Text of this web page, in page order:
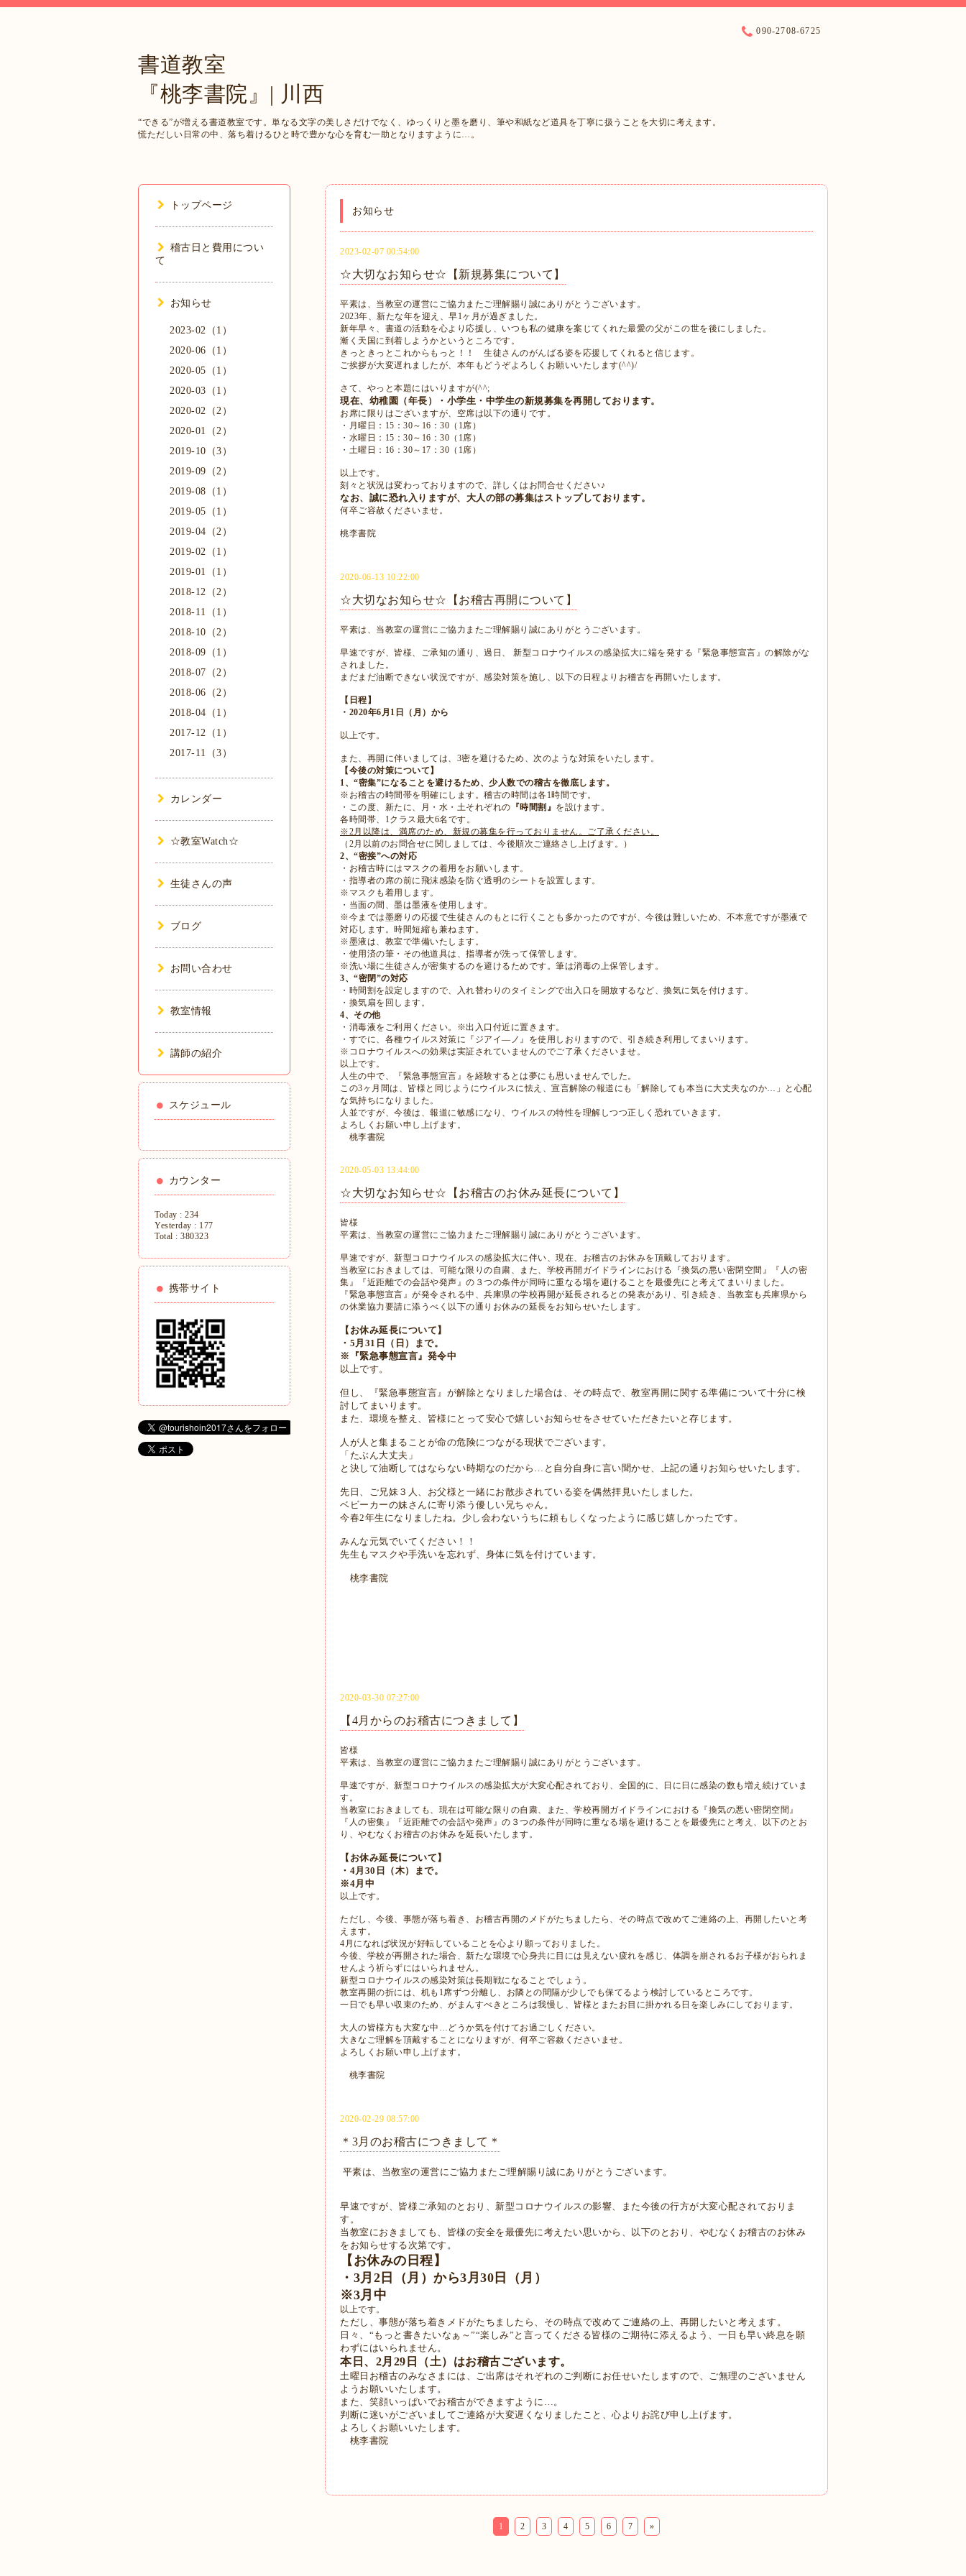
書道教室
『桃李書院』| 川西
“できる”が増える書道教室です。単なる文字の美しさだけでなく、ゆっくりと墨を磨り、筆や和紙など道具を丁寧に扱うことを大切に考えます。
慌ただしい日常の中、落ち着けるひと時で豊かな心を育む一助となりますように…。
090-2708-6725
お知らせ
2023-02-07 00:54:00
☆大切なお知らせ☆【新規募集について】
平素は、当教室の運営にご協力またご理解賜り誠にありがとうございます。
2023年、新たな年を迎え、早1ヶ月が過ぎました。
新年早々、書道の活動を心より応援し、いつも私の健康を案じてくれた最愛の父がこの世を後にしました。
漸く天国に到着しようかというところです。
きっときっとこれからもっと！！ 生徒さんのがんばる姿を応援してくれると信じます。
ご挨拶が大変遅れましたが、本年もどうぞよろしくお願いいたします(^^)/
さて、やっと本題にはいりますが(^^;
現在、幼稚園（年長）・小学生・中学生の新規募集を再開しております。
お席に限りはございますが、空席は以下の通りです。
・月曜日：15：30～16：30（1席）
・水曜日：15：30～16：30（1席）
・土曜日：16：30～17：30（1席）
以上です。
刻々と状況は変わっておりますので、詳しくはお問合せください♪
なお、誠に恐れ入りますが、大人の部の募集はストップしております。
何卒ご容赦くださいませ。
桃李書院
2020-06-13 10:22:00
☆大切なお知らせ☆【お稽古再開について】
平素は、 当教室の運営にご協力またご理解賜り誠にありがとうございます。
早速ですが、皆様、ご承知の通り、過日、 新型コロナウイルスの感染拡大に端を発する『緊急事態宣言』 の解除がな
されました。
まだまだ油断できない状況ですが、感染対策を施し、以下の日程よりお稽古を再開いたします。
【日程】
・2020年6月1日（月）から
以上です。
また、再開に伴いましては、3密を避けるため、 次のような対策をいたします。
【今後の対策について】
1、“密集”になることを避けるため、 少人数での稽古を徹底します。
※お稽古の時間帯を明確にします。稽古の時間は各1時間です。
・この度、新たに、月・水・土それぞれの 『時間割』 を設けます。
各時間帯、1クラス最大6名です。
※2月以降は、満席のため、新規の募集を行っておりません。ご了承ください。
（2月以前のお問合せに関しましては、今後順次ご連絡さし上げます。）
2、“密接”への対応
・お稽古時にはマスクの着用をお願いします。
・指導者の席の前に飛沫感染を防ぐ透明のシートを設置します。
※マスクも着用します。
・当面の間、墨は墨液を使用します。
※今までは墨磨りの応援で生徒さんのもとに行くことも多かったのですが、今後は難しいため、不本意ですが墨液で
対応します。 時間短縮も兼ねます。
※墨液は、教室で準備いたします。
・使用済の筆・その他道具は、指導者が洗って保管します。
※洗い場に生徒さんが密集するのを避けるためです。 筆は消毒の上保管します。
3、“密閉”の対応
・時間割を設定しますので、
入れ替わりのタイミングで出入口を開放するなど、換気に気を付けます。
・換気扇を回します。
4、その他
・消毒液をご利用ください。※出入口付近に置きます。
・すでに、各種ウイルス対策に『ジアイ―ノ』を使用しおりますので、引き続き利用してまいります。
※コロナウイルスへの効果は実証されていませんのでご了承くださいませ。
以上です。
人生の中で、『緊急事態宣言』 を経験するとは夢にも思いませんでした。
この3ヶ月間は、皆様と同じようにウイルスに怯え、 宣言解除の報道にも「解除しても本当に大丈夫なのか…」
と心配
な気持ちになりました。
人並ですが、今後は、報道に敏感になり、
ウイルスの特性を理解しつつ正しく恐れていきます。
よろしくお願い申し上げます。
桃李書院
2020-05-03 13:44:00
☆大切なお知らせ☆【お稽古のお休み延長について】
皆様
平素は、当教室の運営にご協力またご理解賜り誠にありがとうございます。
早速ですが、新型コロナウイルスの感染拡大に伴い、現在、お稽古のお休みを頂戴しております。
当教室におきましては、可能な限りの自粛、また、学校再開ガイドラインにおける『換気の悪い密閉空間』『人の密
集』『近距離での会話や発声』の３つの条件が同時に重なる場を避けることを最優先にと考えてまいりました。
『緊急事態宣言』が発令される中、兵庫県の学校再開が延長されるとの発表があり、引き続き、当教室も兵庫県から
の休業協力要請に添うべく以下の通りお休みの延長をお知らせいたします。
【お休み延長について】
・5月31日（日）まで。
※『緊急事態宣言』発令中
以上です。
但し、『緊急事態宣言』が解除となりました場合は、その時点で、教室再開に関する準備について十分に検
討してまいります。
また、環境を整え、皆様にとって安心で嬉しいお知らせをさせていただきたいと存じます。
人が人と集まることが命の危険につながる現状でございます。
「たぶん大丈夫」
と決して油断してはならない時期なのだから…と自分自身に言い聞かせ、上記の通りお知らせいたします。
先日、ご兄妹３人、お父様と一緒にお散歩されている姿を偶然拝見いたしました。
ベビーカーの妹さんに寄り添う優しい兄ちゃん。
今春2年生になりましたね。少し会わないうちに頼もしくなったように感じ嬉しかったです。
みんな元気でいてください！！
先生もマスクや手洗いを忘れず、身体に気を付けています。
桃李書院
2020-03-30 07:27:00
【4月からのお稽古につきまして】
皆様
平素は、当教室の運営にご協力またご理解賜り誠にありがとうございます。
早速ですが、新型コロナウイルスの感染拡大が大変心配されており、全国的に、日に日に感染の数も増え続けていま
す。
当教室におきましても、現在は可能な限りの自粛、また、学校再開ガイドラインにおける『換気の悪い密閉空間』
『人の密集』『近距離での会話や発声』の３つの条件が同時に重なる場を避けることを最優先にと考え、以下のとお
り、やむなくお稽古のお休みを延長いたします。
【お休み延長について】
・4月30日（木）まで。
※4月中
以上です。
ただし、今後、事態が落ち着き、お稽古再開のメドがたちましたら、その時点で改めてご連絡の上、再開したいと考
えます。
4月になれば状況が好転していることを心より願っておりました。
今後、学校が再開された場合、新たな環境で心身共に目には見えない疲れを感じ、体調を崩されるお子様がおられま
せんよう祈らずにはいられません。
新型コロナウイルスの感染対策は長期戦になることでしょう。
教室再開の折には、机も1席ずつ分離し、お隣との間隔が少しでも保てるよう検討しているところです。
一日でも早い収束のため、がまんすべきところは我慢し、皆様とまたお目に掛かれる日を楽しみにしております。
大人の皆様方も大変な中…どうか気を付けてお過ごしください。
大きなご理解を頂戴することになりますが、何卒ご容赦くださいませ。
よろしくお願い申し上げます。
桃李書院
2020-02-29 08:57:00
＊3月のお稽古につきまして＊
平素は、 当教室の運営にご協力またご理解賜り誠にありがとうございます。
早速ですが、皆様ご承知のとおり、新型コロナウイルスの影響、
また今後の行方が大変心配されておりま
す。
当教室におきましても、皆様の安全を最優先に考えたい思いから、
以下のとおり、やむなくお稽古のお休み
をお知らせする次第です。
【お休みの日程】
・3月2日（月）から3月30日（月）
※3月中
以上です。
ただし、事態が落ち着きメドがたちましたら、その時点で改めてご連絡の上、 再開したいと考えます。
日々、“もっと書きたいなぁ～”“楽しみ” と言ってくださる皆様のご期待に添えるよう、 一日も早い終息を願
わずにはいられません。
本日、2月29日（土）はお稽古ございます。
土曜日お稽古のみなさまには、 ご出席はそれぞれのご判断にお任せいたしますので、 ご無理のございません
ようお願いいたします。
また、笑顔いっぱいでお稽古ができますように…。
判断に迷いがございましてご連絡が大変遅くなりましたこと、 心よりお詫び申し上げます。
よろしくお願いいたします。
桃李書院
1 2 3 4 5 6 7 »
トップページ
稽古日と費用につい
て
お知らせ
2023-02（1）
2020-06（1）
2020-05（1）
2020-03（1）
2020-02（2）
2020-01（2）
2019-10（3）
2019-09（2）
2019-08（1）
2019-05（1）
2019-04（2）
2019-02（1）
2019-01（1）
2018-12（2）
2018-11（1）
2018-10（2）
2018-09（1）
2018-07（2）
2018-06（2）
2018-04（1）
2017-12（1）
2017-11（3）
カレンダー
☆教室Watch☆
生徒さんの声
ブログ
お問い合わせ
教室情報
講師の紹介
スケジュール
カウンター
Today : 234
Yesterday : 177
Total : 380323
携帯サイト